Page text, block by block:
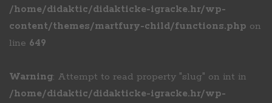
/home/didaktic/didakticke-igracke.hr/wp-
content/themes/martfury-child/functions.php on
line 649
Warning: Attempt to read property "slug" on int in
/home/didaktic/didakticke-igracke.hr/wp-